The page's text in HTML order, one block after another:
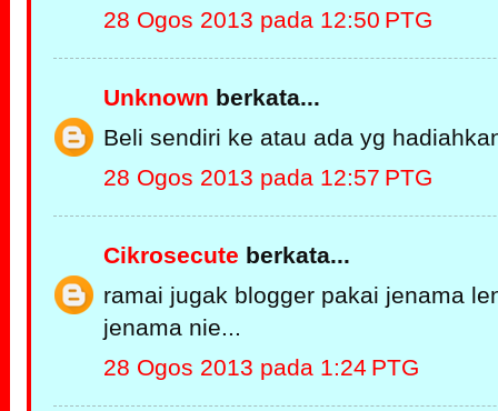
28 Ogos 2013 pada 12:50 PTG
Unknown berkata...
Beli sendiri ke atau ada yg
28 Ogos 2013 pada 12:57 PTG
Cikrosecute berkata...
ramai jugak blogger pakai jenama
jenama nie...
28 Ogos 2013 pada 1:24 PTG